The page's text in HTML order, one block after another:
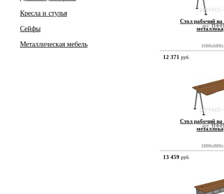
Кресла и стулья
Сейфы
Металлическая мебель
арт:
Стол рабочий
арт:
12 371 руб.
Стол рабочий
13 459 руб.